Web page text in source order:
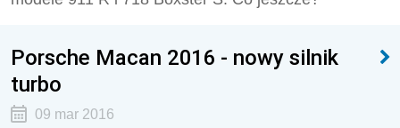
Porsche Macan 2016 - nowy silnik
turbo
09 mar 2016